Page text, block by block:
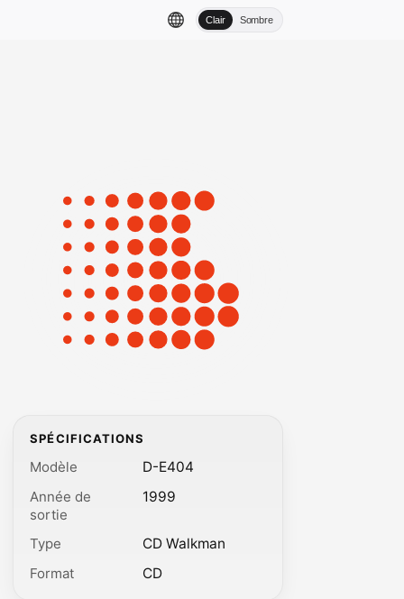
Clair Sombre
SPÉCIFICATIONS
Modèle
D-E404
Année de
sortie
1999
Type
CD Walkman
Format
CD